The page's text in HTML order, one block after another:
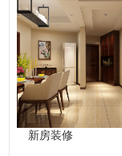
新房装修